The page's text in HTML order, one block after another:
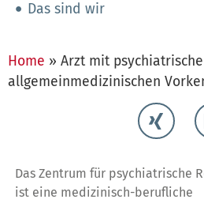
Das sind wir
Home » Arzt mit
allgemeinmedizinischen
Das Zentrum für psychiatrische
ist eine medizinisch-berufliche